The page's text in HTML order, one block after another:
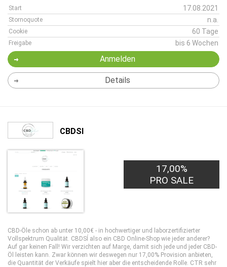
Start 17.08.2021
Stornoquote n.a.
Cookie 60 Tage
Freigabe bis 6 Wochen
Anmelden
Details
CBDSI
17,00%
PRO SALE
CBD-Öle schon ab unter 10,00€ - in hochwertiger und laborzertifizierter
Vollspektrum Qualität. CBDSÍ also ein CBD Online-Shop wie jeder anderer?
Auf gar keinen Fall! Wir verzichten auf Marge, damit sich jede und jeder CBD-
Öl leisten kann. Zwar können wir deswegen nur 17,00% Provision anbieten,
die Quantität der Verkäufe spielt hier aber die entscheidende Rolle. CTR sehr